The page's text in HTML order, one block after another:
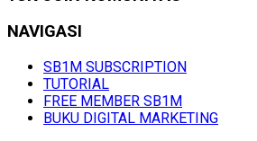
NAVIGASI
SB1M SUBSCRIPTION
TUTORIAL
FREE MEMBER SB1M
BUKU DIGITAL MARKETING